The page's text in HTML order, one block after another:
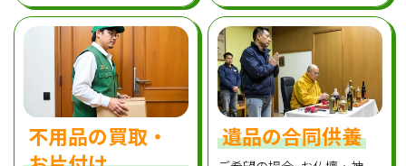
不用品の買取・
遺品の合同供養